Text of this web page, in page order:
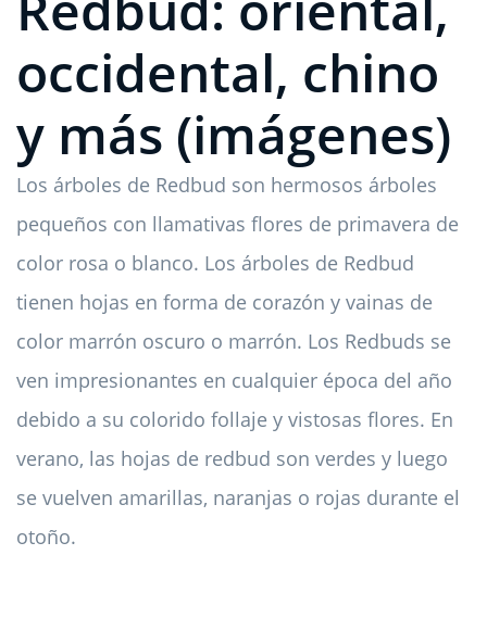
occidental, chino
y más (imágenes)
Los árboles de Redbud son hermosos árboles
pequeños con llamativas flores de primavera de
color rosa o blanco. Los árboles de Redbud
tienen hojas en forma de corazón y vainas de
color marrón oscuro o marrón. Los Redbuds se
ven impresionantes en cualquier época del año
debido a su colorido follaje y vistosas flores. En
verano, las hojas de redbud son verdes y luego
se vuelven amarillas, naranjas o rojas durante el
otoño.